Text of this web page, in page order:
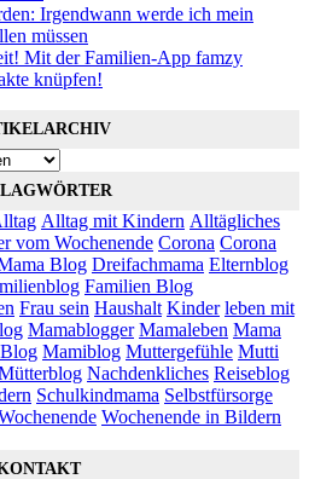
Irgendwann werde ich mein
müssen
Mit der Familien-App famzy
knüpfen!
Alltag mit Kindern Alltägliches
vom Wochenende Corona Corona
Blog Dreifachmama Elternblog
Familien Blog
Frau sein Haushalt Kinder leben mit
Mamablogger Mamaleben Mama
Mamiblog Muttergefühle Mutti
Nachdenkliches Reiseblog
Schulkindmama Selbstfürsorge
Wochenende in Bildern